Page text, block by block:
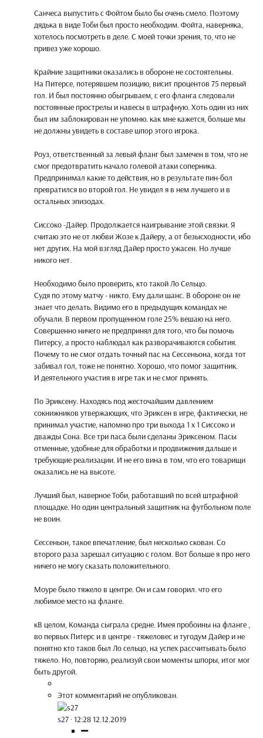
Санчеса выпустить с Фойтом было бы очень смело. Поэтому
дядька в виде Тоби был просто необходим. Фойта, наверняка,
хотелось посмотреть в деле. С моей точки зрения, то, что не
привез уже хорошо.
Крайние защитники оказались в обороне не состоятельны.
На Питерсе, потерявшем позицию, висит процентов 75 первый
гол. И был постоянно обыгрываем, с его фланга следовали
постоянные прострелы и навесы в штрафную. Хоть один из них
был им заблокирован не упомню. как мне кажется, больше мы
не должны увидеть в составе шпор этого игрока.
Роуз, ответственный за левый фланг был замечен в том, что не
смог предотвратить начало голевой атаки соперника.
Предпринимал какие то действия, но в результате пин-бол
превратился во второй гол. Не увидел я в нем лучшего и в
остальных эпизодах.
Сиссоко -Дайер. Продолжается наигрывание этой связки. Я
считаю это не от любви Жозе к Дайеру, а от безысходности, ибо
нет других. На мой взгляд Дайер просто ужасен. Но лучше
никого нет.
Необходимо было проверить, кто такой Ло Сельцо.
Судя по этому матчу - никто. Ему дали шанс. В обороне он не
знает что делать. Видимо его в предыдущих командах не
обучали. В первом пропущенном голе 25% вешаю на него.
Совершенно ничего не предпринял для того, что бы помочь
Питерсу, а просто наблюдал как разворачиваются события.
Почему то не смог отдать точный пас на Сессеньона, когда тот
забивал гол, тоже не понятно. Хорошо, что помог защитник.
И деятельного участия в игре так и не смог принять.
По Эриксену. Находясь под жесточайшим давлением
сокнижников утвержающих, что Эриксен в игре, фактически, не
принимал участие, напомню про три выхода 1 х 1 Сиссоко и
дважды Сона. Все три паса были сделаны Эриксеном. Пасы
отменные, удобные для обработки и продвижения дальше и
требующие реализации. И не его вина в том, что его товарищи
оказались не на высоте.
Лучший был, наверное Тоби, работавший по всей штрафной
площадке. Но один центральный защитник на футбольном поле
не воин.
Сессеньон, такое впечатление, был несколько скован. Со
второго раза зарешал ситуацию с голом. Вот больше я про него
ничего не могу сказать положительного.
Моуре было тяжело в центре. Он и сам говорил. что его
любимое место на фланге.
кВ целом, Команда сыграла средне. Имея пробоины на фланге ,
во первых Питерс и в центре - тяжеловес и тугодум Дайер и не
понятно кто таков был Ло сельцо, на успех рассчитывать было
тяжело. Но, повторяю, реализуй свои моменты шпоры, итог мог
быть другой.
Этот комментарий не опубликован.
s27 ·12:28 12.12.2019